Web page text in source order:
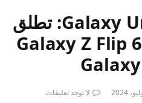
Galaxy Unpacked 2024: تطلق
سامسونج هاتف Galaxy Z Flip 6
لا توجد تعليقات